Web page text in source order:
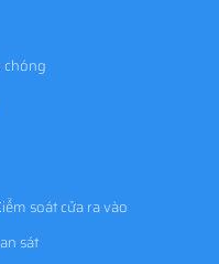
chóng
soát cửa ra vào
sát